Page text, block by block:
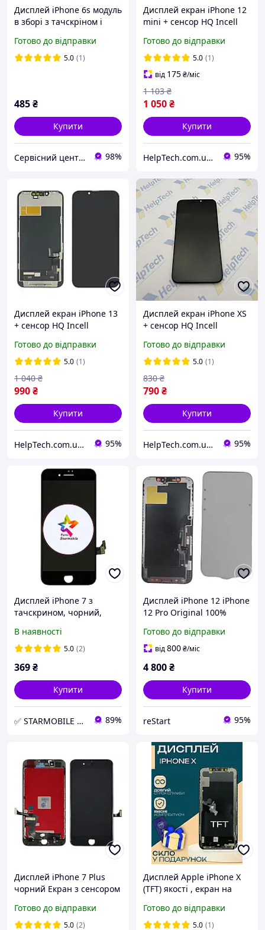
Дисплей iPhone 6s модуль
в зборі з тачскріном і
Готово до відправки
5.0 (1)
485₴
Купити
Сервісний центр Екран 98%
Дисплей екран iPhone 12
mini + сенсор HQ Incell
Готово до відправки
5.0 (1)
від 175₴/міс
1 050₴
1 103 ₴
Купити
HelpTech.com.ua — 12 років на ринку, гарантія якості 👌 95%
Дисплей екран iPhone 13
+ сенсор HQ Incell
Готово до відправки
5.0 (1)
990₴
1 040 ₴
Купити
HelpTech.com.ua — 12 років на ринку, гарантія якості 👌 95%
Дисплей екран iPhone XS
+ сенсор HQ Incell
Готово до відправки
5.0 (1)
790₴
830 ₴
Купити
HelpTech.com.ua — 12 років на ринку, гарантія якості 👌 95%
Дисплей iPhone 7 з
тачскрином, чорний,
В наявності
5.0 (2)
369₴
Купити
✅ STARMOBILE PARTS Інтернет-магазин запчастин для ремонту мобільного телефону та планшета 89%
Дисплей iPhone 12 iPhone
12 Pro Original 100%
Готово до відправки
від800₴/міс
4 800₴
Купити
reStart 95%
Дисплей iPhone 7 Plus
чорний Екран з сенсором
Готово до відправки
5.0 (2)
Дисплей Apple iPhone X
(TFT) якості , екран на
Готово до відправки
5.0 (1)